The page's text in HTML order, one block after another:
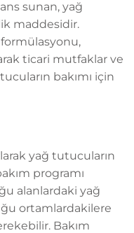
sunan, yağ
maddesidir.
ticari mutfaklar ve
bakımı için
yağ tutucuların
programı
alanlardaki yağ
ortamlardakilere
Bakım